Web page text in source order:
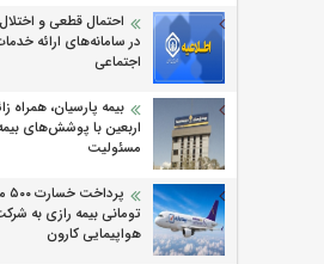
احتمال قطعی و
در سامانه‌های ارائه
اجتماعی
بیمه پارسیان، همراه
اربعین با پوشش‌های
مسئولیت
تومانی بیمه رازی به
هواپیمایی کارون